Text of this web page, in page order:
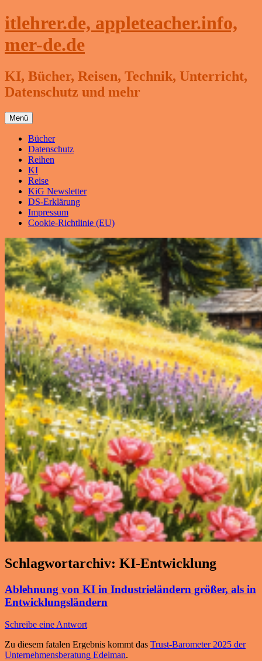
Zum
Inhalt
itlehrer.de, appleteacher.info,
mer-de.de
KI, Bücher, Reisen, Technik, Unterricht,
Datenschutz und mehr
Menü
Bücher
Datenschutz
Reihen
KI
Reise
KiG Newsletter
DS-Erklärung
Impressum
Cookie-Richtlinie (EU)
Schlagwortarchiv: KI-Entwicklung
Ablehnung von KI in Industrieländern größer, als in
Entwicklungsländern
Schreibe eine Antwort
Zu diesem fatalen Ergebnis kommt das Trust-Barometer 2025 der
Unternehmensberatung Edelman.